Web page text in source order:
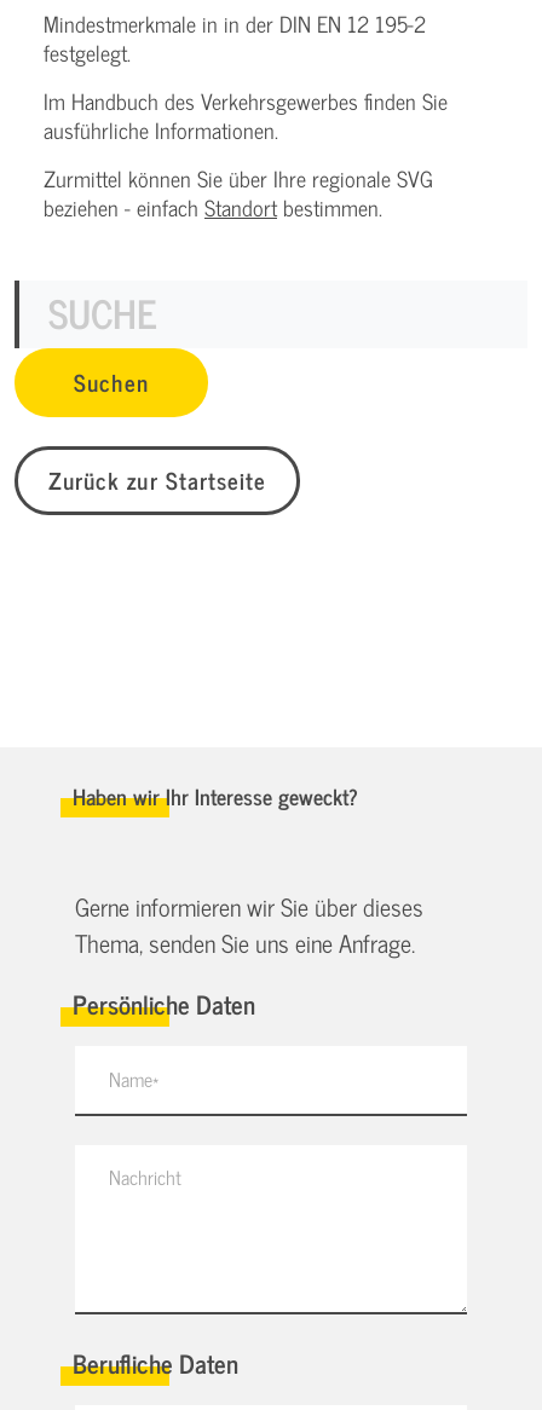
Mindestmerkmale in in der DIN EN 12 195-2
festgelegt.
Im Handbuch des Verkehrsgewerbes finden Sie
ausführliche Informationen.
Zurmittel können Sie über Ihre regionale SVG
beziehen - einfach Standortbestimmen.
Zurück zur Startseite
Haben wir Ihr Interesse geweckt?
Gerne informieren wir Sie über dieses
Thema, senden Sie uns eine Anfrage.
Persönliche Daten
Berufliche Daten